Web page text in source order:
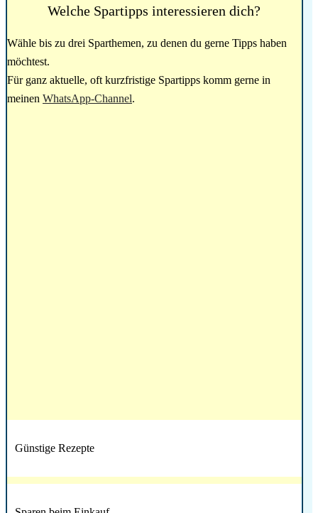
Welche Spartipps interessieren dich?
Wähle bis zu drei Sparthemen, zu denen du gerne Tipps haben
möchtest.
Für ganz aktuelle, oft kurzfristige Spartipps komm gerne in
meinen WhatsApp-Channel.
Günstige Rezepte